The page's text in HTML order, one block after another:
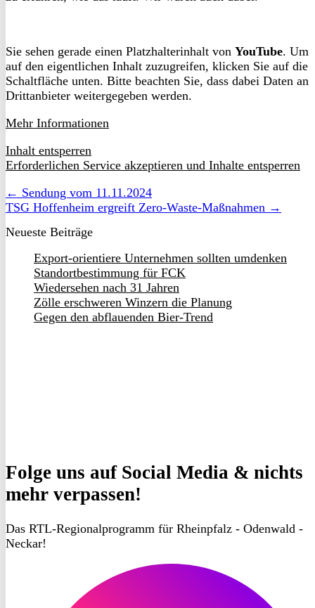
Sie sehen gerade einen Platzhalterinhalt von YouTube. Um
auf den eigentlichen Inhalt zuzugreifen, klicken Sie auf die
Schaltfläche unten. Bitte beachten Sie, dass dabei Daten an
Drittanbieter weitergegeben werden.
Mehr Informationen
Inhalt entsperren
Erforderlichen Service akzeptieren und Inhalte entsperren
← Sendung vom 11.11.2024
TSG Hoffenheim ergreift Zero-Waste-Maßnahmen →
Neueste Beiträge
Export-orientiere Unternehmen sollten umdenken
Standortbestimmung für FCK
Wiedersehen nach 31 Jahren
Zölle erschweren Winzern die Planung
Gegen den abflauenden Bier-Trend
Folge uns auf Social Media & nichts
mehr verpassen!
Das RTL-Regionalprogramm für Rheinpfalz - Odenwald -
Neckar!
Instagram